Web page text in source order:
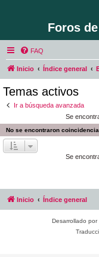
Foros
FAQ
Inicio Índice general
Temas activos
Ir a búsqueda avanzada
Se
No se encontraron
Se
Inicio Índice general
Desarrollado por